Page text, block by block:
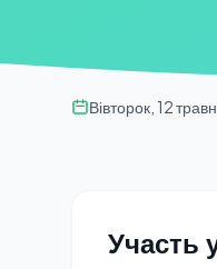
Вівторок, 12
Участь